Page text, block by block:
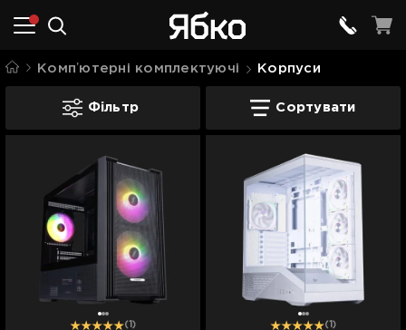
Компʼютерні комплектуючі Корпуси
КорпусиФільтр Сортувати
(1) (1)